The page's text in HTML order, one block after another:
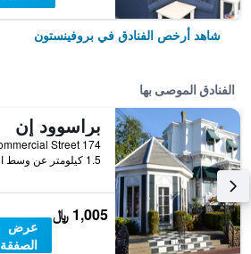
شاهد أرخص الفنادق في بروفينستون
الفنادق الموصى بها
براسوود إن
1.5 كيلومتر عن وسط المدينة
1,005 ﷼
عرض
الصفقة